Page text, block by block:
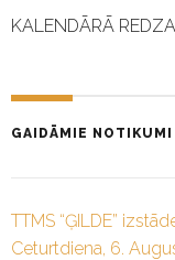
KALENDĀRĀ
GAIDĀMIE NOTIKUMI
TTMS “ĢILDE”
Ceturtdiena, 6.